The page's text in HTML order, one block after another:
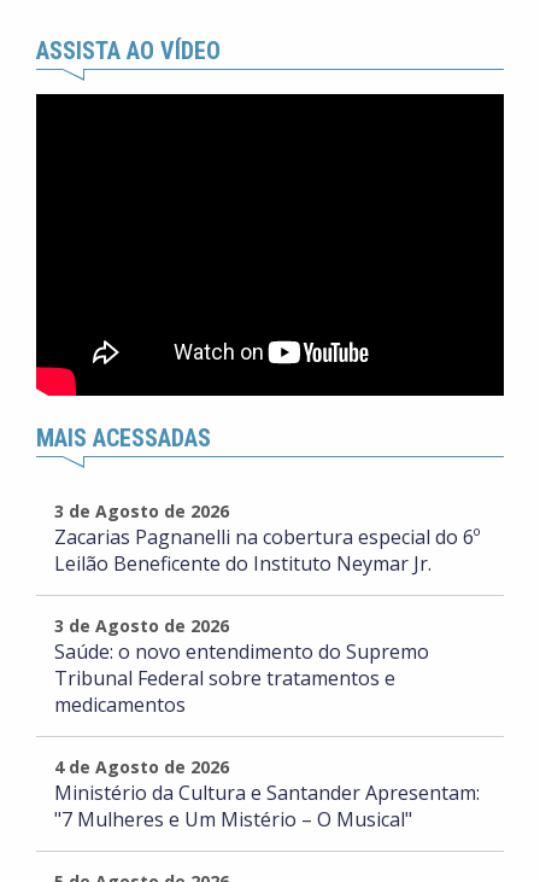
ASSISTA AO VÍDEO
MAIS ACESSADAS
3 de Agosto de 2026
Zacarias Pagnanelli na cobertura especial do 6º
Leilão Beneficente do Instituto Neymar Jr.
3 de Agosto de 2026
Saúde: o novo entendimento do Supremo
Tribunal Federal sobre tratamentos e
medicamentos
4 de Agosto de 2026
Ministério da Cultura e Santander Apresentam:
"7 Mulheres e Um Mistério – O Musical"